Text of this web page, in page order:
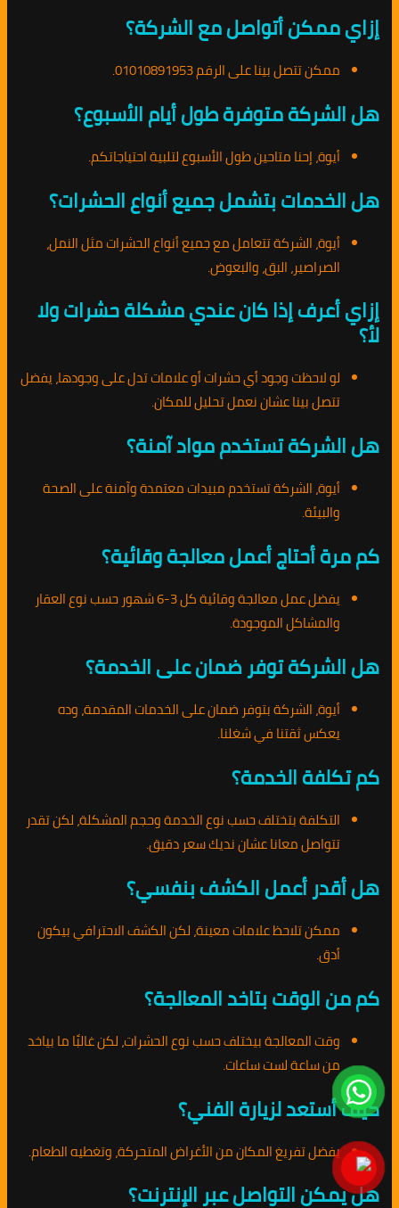
إزاي ممكن أتواصل مع الشركة؟
ممكن تتصل بينا على الرقم 01010891953.
هل الشركة متوفرة طول أيام الأسبوع؟
أيوة، إحنا متاحين طول الأسبوع لتلبية احتياجاتكم.
هل الخدمات بتشمل جميع أنواع الحشرات؟
أيوة، الشركة تتعامل مع جميع أنواع الحشرات مثل النمل،
الصراصير، البق، والبعوض.
إزاي أعرف إذا كان عندي مشكلة حشرات ولا
لأ؟
لو لاحظت وجود أي حشرات أو علامات تدل على وجودها، يفضل
تتصل بينا عشان نعمل تحليل للمكان.
هل الشركة تستخدم مواد آمنة؟
أيوة، الشركة تستخدم مبيدات معتمدة وآمنة على الصحة
والبيئة.
كم مرة أحتاج أعمل معالجة وقائية؟
يفضل عمل معالجة وقائية كل 3-6 شهور حسب نوع العقار
والمشاكل الموجودة.
هل الشركة توفر ضمان على الخدمة؟
أيوة، الشركة بتوفر ضمان على الخدمات المقدمة، وده
يعكس ثقتنا في شغلنا.
كم تكلفة الخدمة؟
التكلفة بتختلف حسب نوع الخدمة وحجم المشكلة، لكن تقدر
تتواصل معانا عشان نديك سعر دقيق.
هل أقدر أعمل الكشف بنفسي؟
ممكن تلاحظ علامات معينة، لكن الكشف الاحترافي بيكون
أدق.
كم من الوقت بتاخد المعالجة؟
وقت المعالجة بيختلف حسب نوع الحشرات، لكن غالبًا ما بياخد
من ساعة لست ساعات.
كيف أستعد لزيارة الفني؟
يفضل تفريغ المكان من الأغراض المتحركة، وتغطيه الطعام.
هل يمكن التواصل عبر الإنترنت؟